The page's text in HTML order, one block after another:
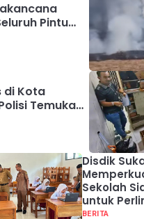
Pintu
Gede
di Kota
Temukan
Kios Jamu
Disdik
Sekolah
untuk
BERITA